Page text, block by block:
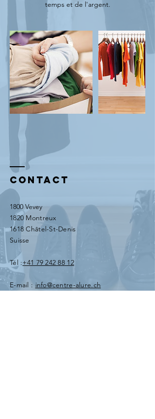
Contact
1800 Vevey
1820 Montreux
1618 Châtel-St-Denis
Suisse
Tél :+41 79 242 88 12
E-mail : info@centre-alure.ch